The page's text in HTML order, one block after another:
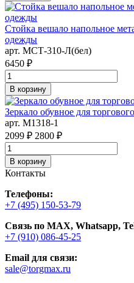
Стойка вешало напольное
одежды
арт. MСТ-310-Л(бел)
6450 ₽
В корзину
Зеркало обувное для
арт. M1318-1
2099 ₽ 2800 ₽
В корзину
Контакты
Телефоны:
+7 (495) 150-53-79
Связь по MAX, Whatsapp,
+7 (910) 086-45-25
Email для связи:
sale@torgmax.ru